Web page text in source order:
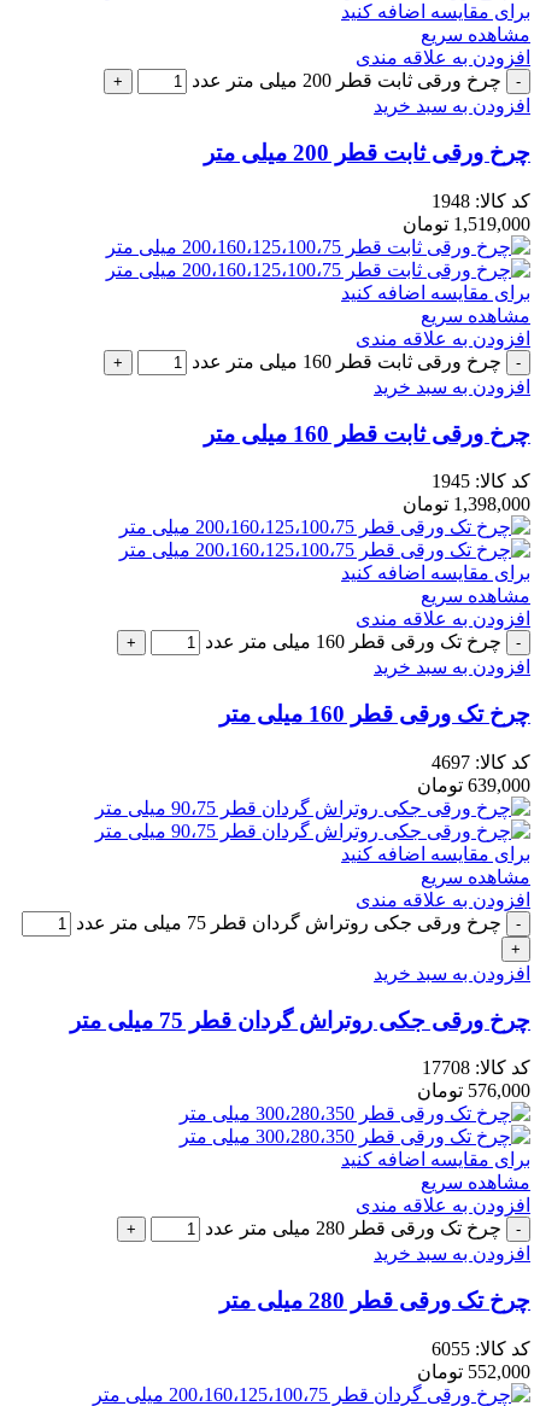
برای مقایسه اضافه کنید
مشاهده سریع
افزودن به علاقه مندی
چرخ ورقی ثابت قطر 200 میلی متر عدد
افزودن به سبد خرید
چرخ ورقی ثابت قطر 200 میلی متر
کد کالا: 1948
1,519,000 تومان
برای مقایسه اضافه کنید
مشاهده سریع
افزودن به علاقه مندی
چرخ ورقی ثابت قطر 160 میلی متر عدد
افزودن به سبد خرید
چرخ ورقی ثابت قطر 160 میلی متر
کد کالا: 1945
1,398,000 تومان
برای مقایسه اضافه کنید
مشاهده سریع
افزودن به علاقه مندی
چرخ تک ورقی قطر 160 میلی متر عدد
افزودن به سبد خرید
چرخ تک ورقی قطر 160 میلی متر
کد کالا: 4697
639,000 تومان
برای مقایسه اضافه کنید
مشاهده سریع
افزودن به علاقه مندی
چرخ ورقی جکی روتراش گردان قطر 75 میلی متر عدد
افزودن به سبد خرید
چرخ ورقی جکی روتراش گردان قطر 75 میلی متر
کد کالا: 17708
576,000 تومان
برای مقایسه اضافه کنید
مشاهده سریع
افزودن به علاقه مندی
چرخ تک ورقی قطر 280 میلی متر عدد
افزودن به سبد خرید
چرخ تک ورقی قطر 280 میلی متر
کد کالا: 6055
552,000 تومان